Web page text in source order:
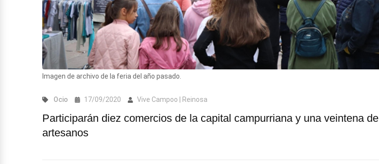
Imagen de archivo de la feria del año pasado.
Ocio 17/09/2020 Vive Campoo | Reinosa
Participarán diez comercios de la capital campurriana y una veintena de
artesanos